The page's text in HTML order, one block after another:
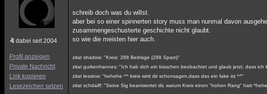
dabei seit 2004
Profil anzeigen
Private Nachricht
Link kopieren
Lesezeichen setzen
schreib doch was du willst.
aber bei so einer spinnerten story muss man nunmal davon
zusammengeschusterte geschichte nicht glaubt.
so wie die meisten hier auch.
zitat shadow: "Kreis: 288 Beiträge (288 Spam)"
zitat gurkenhannes: "Ich hab dich ein bisschen beobachtet und glaub jetzt, dass
zitat lesslow: "hehehe ^^ kreis wird dir schonsagen,dass das ein fake ist ^^"
zitat schdaiff: "Seine Sig beantwortet dir, warum Kreis einen "hohen Rang" hatt